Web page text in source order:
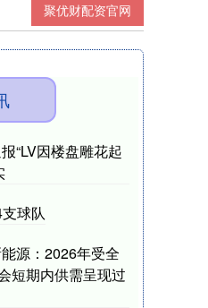
聚优财配资官网
“LV因楼盘雕花起
球队
源：2026年受全
短期内供需呈现过